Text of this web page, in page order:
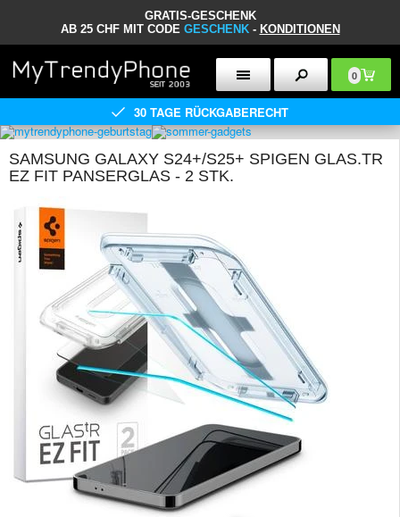
GRATIS-GESCHENK
AB 25 CHF MIT CODE GESCHENK- KONDITIONEN
0
30 TAGE RÜCKGABERECHT
SAMSUNG GALAXY S24+/S25+ SPIGEN GLAS.TR
EZ FIT PANSERGLAS - 2 STK.